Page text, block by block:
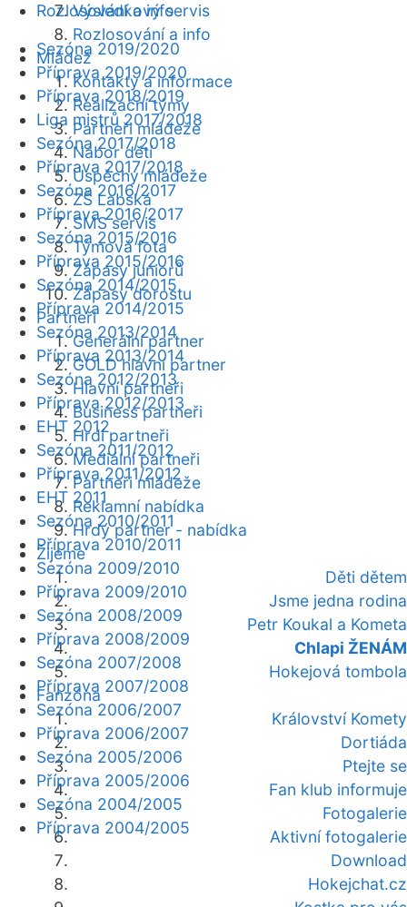
Výsledkový servis
Rozlosování a info
Mládež
Kontakty a informace
Realizační týmy
Partneři mládeže
Nábor dětí
Úspěchy mládeže
ZŠ Labská
SMS servis
Týmová fota
Zápasy juniorů
Zápasy dorostu
Partneři
Generální partner
GOLD hlavní partner
Hlavní partneři
Business partneři
Hrdí partneři
Mediální partneři
Partneři mládeže
Reklamní nabídka
Hrdý partner - nabídka
Žijeme
Děti dětem
Jsme jedna rodina
Petr Koukal a Kometa
Chlapi ŽENÁM
Hokejová tombola
Fanzóna
Království Komety
Dortiáda
Ptejte se
Fan klub informuje
Fotogalerie
Aktivní fotogalerie
Download
Hokejchat.cz
Rozlosování a info
Sezóna 2019/2020
Příprava 2019/2020
Příprava 2018/2019
Liga mistrů 2017/2018
Sezóna 2017/2018
Příprava 2017/2018
Sezóna 2016/2017
Příprava 2016/2017
Sezóna 2015/2016
Příprava 2015/2016
Sezóna 2014/2015
Příprava 2014/2015
Sezóna 2013/2014
Příprava 2013/2014
Sezóna 2012/2013
Příprava 2012/2013
EHT 2012
Sezóna 2011/2012
Příprava 2011/2012
EHT 2011
Sezóna 2010/2011
Příprava 2010/2011
Sezóna 2009/2010
Příprava 2009/2010
Sezóna 2008/2009
Příprava 2008/2009
Sezóna 2007/2008
Příprava 2007/2008
Sezóna 2006/2007
Příprava 2006/2007
Sezóna 2005/2006
Příprava 2005/2006
Sezóna 2004/2005
Příprava 2004/2005